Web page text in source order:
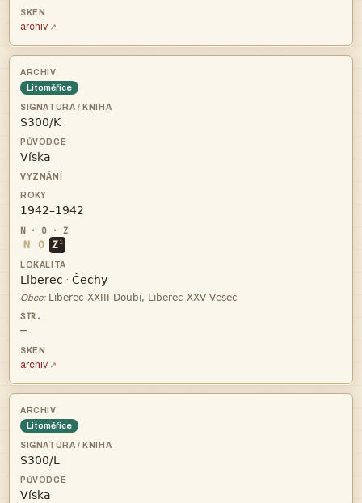
archiv
Litoměřice



N O Z i
 · 
Obce: 
—
archiv
Litoměřice

